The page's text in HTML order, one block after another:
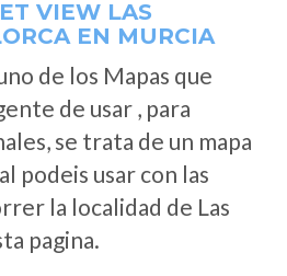
VIEW LAS
EN MURCIA
de los Mapas que
de usar , para
se trata de un mapa
podeis usar con las
la localidad de Las
pagina.